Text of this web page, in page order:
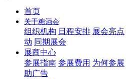
首页
关于糖酒会
组织机构 日程安排 展会亮点
动 同期展会
展商中心
参展指南 参展费用 为何参展
助广告